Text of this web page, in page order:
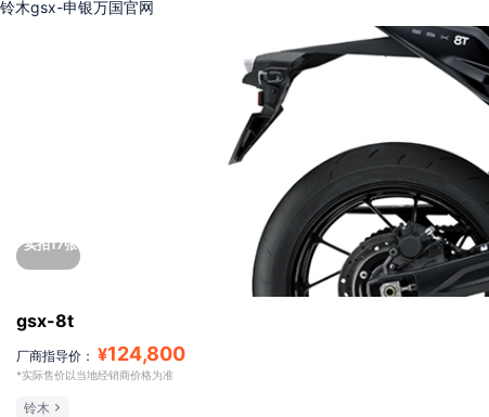
铃木gsx-申银万国官网
实拍17张
gsx-8t
厂商指导价： ¥124,800
*实际售价以当地经销商价格为准
铃木